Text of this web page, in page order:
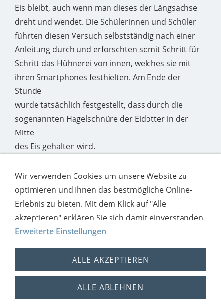
Eis bleibt, auch wenn man dieses der Längsachse
dreht und wendet. Die Schülerinnen und Schüler
führten diesen Versuch selbstständig nach einer
Anleitung durch und erforschten somit Schritt für
Schritt das Hühnerei von innen, welches sie mit
ihren Smartphones festhielten. Am Ende der
Stunde
wurde tatsächlich festgestellt, dass durch die
sogenannten Hagelschnüre der Eidotter in der
Mitte
des Eis gehalten wird.
VALENTINSTAGSAKTION DER SV
NEUES AUS DER NÄH-AG
Termine Impressum
Cookie Richtlinie
Wir verwenden Cookies um unsere Website zu
optimieren und Ihnen das bestmögliche Online-
Erlebnis zu bieten. Mit dem Klick auf "Alle
akzeptieren" erklären Sie sich damit einverstanden.
Erweiterte Einstellungen
ALLE AKZEPTIEREN
ALLE ABLEHNEN